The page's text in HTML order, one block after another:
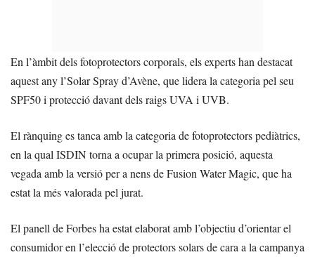
En l’àmbit dels fotoprotectors corporals, els experts han destacat
aquest any l’Solar Spray d’Avène, que lidera la categoria pel seu
SPF50 i protecció davant dels raigs UVA i UVB.
El rànquing es tanca amb la categoria de fotoprotectors pediàtrics,
en la qual ISDIN torna a ocupar la primera posició, aquesta
vegada amb la versió per a nens de Fusion Water Magic, que ha
estat la més valorada pel jurat.
El panell de Forbes ha estat elaborat amb l’objectiu d’orientar el
consumidor en l’elecció de protectors solars de cara a la campanya